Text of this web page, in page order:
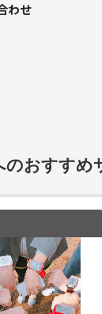
わせ
のおすすめ